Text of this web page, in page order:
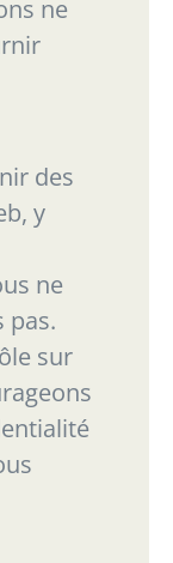
ne
des
y
ne
pas.
sur